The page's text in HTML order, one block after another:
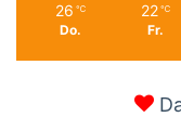
26 ℃
Do.
22 ℃
Fr.